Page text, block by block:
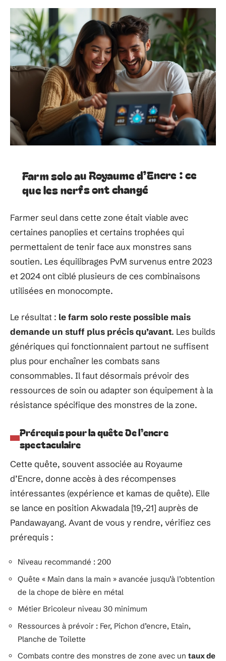
Farm solo au Royaume d’Encre : ce
que les nerfs ont changé
Farmer seul dans cette zone était viable avec
certaines panoplies et certains trophées qui
permettaient de tenir face aux monstres sans
soutien. Les équilibrages PvM survenus entre 2023
et 2024 ont ciblé plusieurs de ces combinaisons
utilisées en monocompte.
Le résultat : le farm solo reste possible mais
demande un stuff plus précis qu’avant. Les builds
génériques qui fonctionnaient partout ne suffisent
plus pour enchaîner les combats sans
consommables. Il faut désormais prévoir des
ressources de soin ou adapter son équipement à la
résistance spécifique des monstres de la zone.
Prérequis pour la quête De l’encre
spectaculaire
Cette quête, souvent associée au Royaume
d’Encre, donne accès à des récompenses
intéressantes (expérience et kamas de quête). Elle
se lance en position Akwadala [19,-21] auprès de
Pandawayang. Avant de vous y rendre, vérifiez ces
prérequis :
Niveau recommandé : 200
Quête « Main dans la main » avancée jusqu’à l’obtention
de la chope de bière en métal
Métier Bricoleur niveau 30 minimum
Ressources à prévoir : Fer, Pichon d’encre, Etain,
Planche de Toilette
Combats contre des monstres de zone avec un taux de